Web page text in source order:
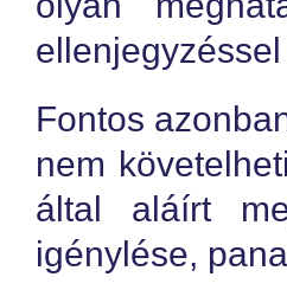
Fontos
nem
által aláírt
igénylése,